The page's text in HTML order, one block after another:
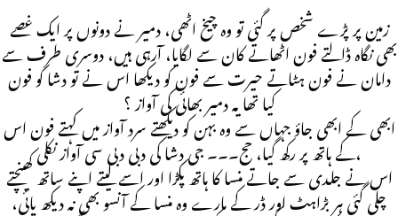
زمین پر پڑے شخص پر گئی تو وہ چیخ اٹھی، دمیر نے دونوں پر ایک غصے
بھی نگاہ ڈالتے فون اٹھاتے کان سے لگایا، آرہی ہیں، دوسری طرف سے
دامان نے فون ہٹاتے حیرت سے فون کو دیکھا اس نے تو دشا کو فون
کیا تھا یہ دمیر بھائی کی آواز ؟
ابھی کے ابھی جاؤ جہاں سے وہ بہن کو دیکھتے سرد آواز میں کہتے فون اس
کے ہاتھ پر رکھ گیا، حج۔۔۔ جی دشا کی دبی دبی سی آواز نکلی،
اس نے جلدی سے جاتے منسا کا ہاتھ پکڑا اور اسے لیتے اپنے ساتھ کھینچتے
چلی گئی ہر بڑاہٹ اور ڈر کے مارے وہ منسا کے آنسو بھی نہ دیکھ پائی،